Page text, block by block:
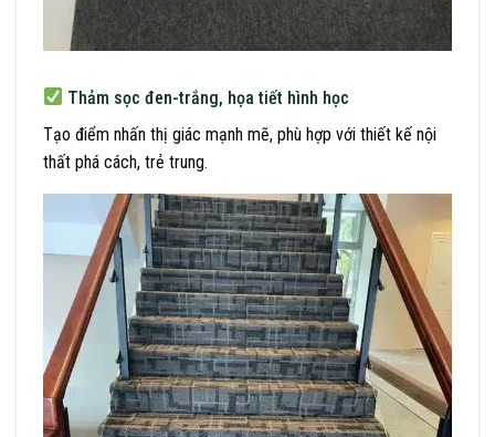
Thảm sọc đen-trắng, họa tiết hình học
Tạo điểm nhấn thị giác mạnh mẽ, phù hợp với thiết kế nội
thất phá cách, trẻ trung.